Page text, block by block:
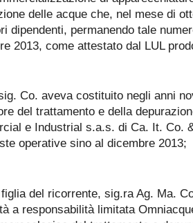
delle acque che, nel mese di
dipendenti, permanendo tale
2013, come attestato dal LUL
Co. aveva costituito negli anni
del trattamento e della
e Industrial s.a.s. di Ca. It. Co.
operative sino al dicembre 2013;
del ricorrente, sig.ra Ag. Ma.
a responsabilità limitata